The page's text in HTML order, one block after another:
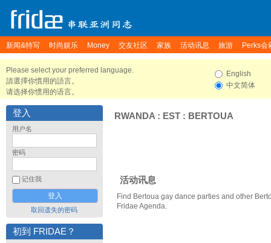
新闻&特写 时尚娱乐 Money 交友社区 家族 活动讯息 旅游 Perks会
Please select your preferred language.
請選擇你慣用的語言。
请选择你惯用的语言。
English
中文简体
登入
用户名
密码
记住我
取回遗失的密码
初到 FRIDAE？
RWANDA : EST : BERTOUA
活动讯息
Find Bertoua gay dance parties and other
Fridae Agenda.